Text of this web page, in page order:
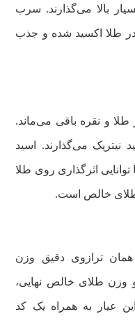
بالا می‌گذارند. سرب
طلا اکسید شده و جذب
طلا و نقره باقی می‌ماند.
نیتریک می‌گذارند. اسید
اثرگذاری روی طلا
طلای خالص است.
همان ترازوی دقیق وزن
وزن طلای خالص نهایی،
عیار به همراه یک کد